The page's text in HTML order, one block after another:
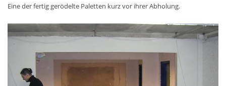
Eine der fertig gerödelte Paletten kurz vor ihrer Abholung.